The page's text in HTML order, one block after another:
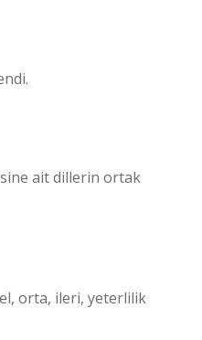
ait dillerin ortak
orta, ileri, yeterlilik